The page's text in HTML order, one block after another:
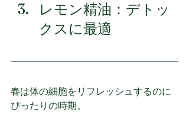
レモン精油：デトッ
クスに最適
春は体の細胞をリフレッシュするのに
ぴったりの時期。